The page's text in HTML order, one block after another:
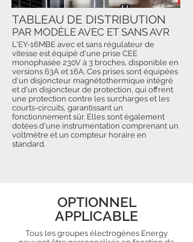
L'EY-16MBE avec et sans régulateur de
vitesse est équipé d'une prise CEE
monophasée 230V à 3 broches, disponible en
versions 63A et 16A. Ces prises sont équipées
d'un disjoncteur magnétothermique intégré
et d'un disjoncteur de protection, qui offrent
une protection contre les surcharges et les
courts-circuits, garantissant un
fonctionnement sûr. Elles sont également
dotées d'une instrumentation comprenant un
voltmètre et un compteur horaire en
standard.
TABLEAU DE DISTRIBUTION
PAR MODÈLE AVEC ET SANS AVR
OPTIONNEL
APPLICABLE
Tous les groupes électrogènes Energy